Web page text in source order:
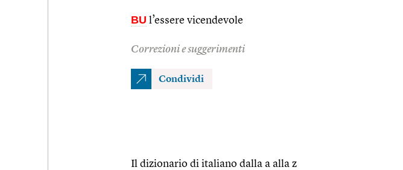
BU l’essere vicendevole
Correzioni e suggerimenti
Condividi
Il dizionario di italiano dalla a alla z